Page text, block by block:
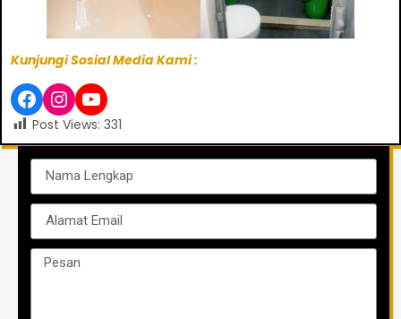
Kunjungi Sosial Media Kami :
Post Views: 331